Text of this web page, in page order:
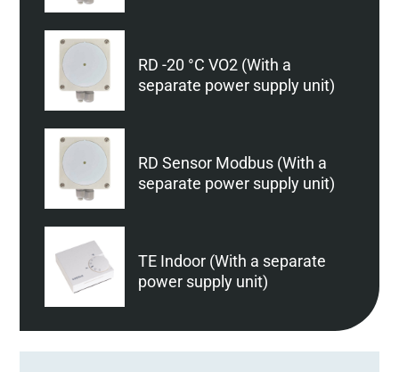
RD -20 °C VO2 (With a
separate power supply unit)
RD Sensor Modbus (With a
separate power supply unit)
TE Indoor (With a separate
power supply unit)